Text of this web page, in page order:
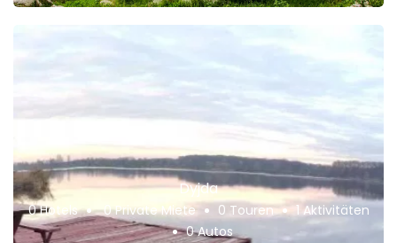
Dyjda
0 Hotels 0 Private Miete 0 Touren
1 Aktivitäten
0 Autos